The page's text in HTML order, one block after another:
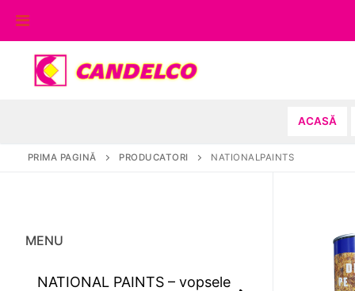
conținut
ACASĂ
PRIMA PAGINĂ PRODUCATORI NATIONALPAINTS
MENU
NATIONAL PAINTS – vopsele